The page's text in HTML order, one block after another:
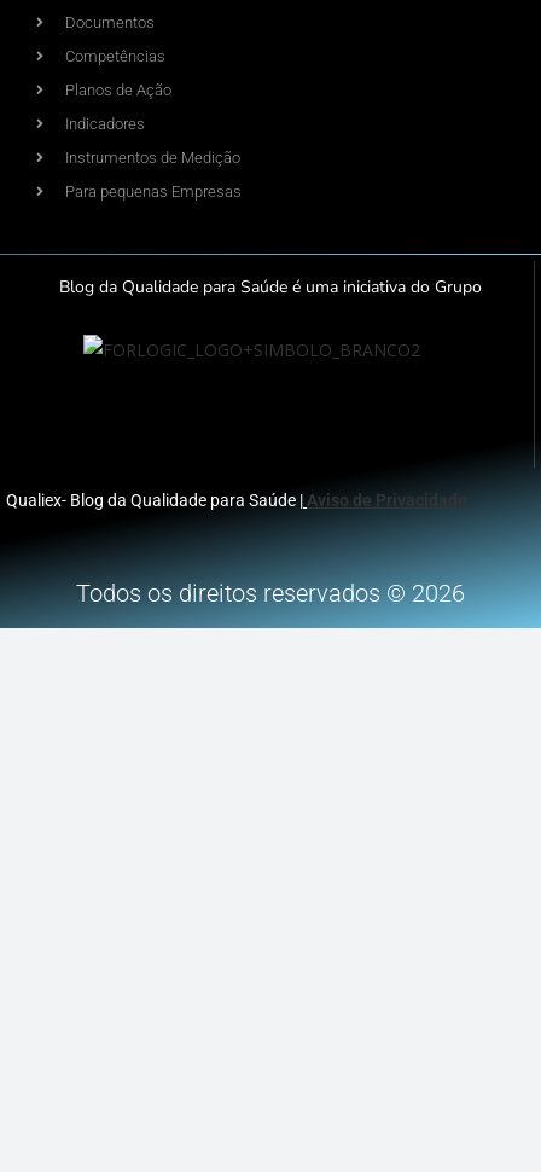
Documentos
Competências
Planos de Ação
Indicadores
Instrumentos de Medição
Para pequenas Empresas
Blog da Qualidade para Saúde é uma iniciativa do Grupo
Qualiex- Blog da Qualidade para Saúde | Aviso de Privacidade
Todos os direitos reservados © 2026